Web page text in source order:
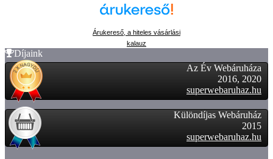
Árukereső, a hiteles vásárlási
kalauz
Díjaink
Az Év Webáruháza
2016, 2020
superwebaruhaz.hu
Különdíjas Webáruház
2015
superwebaruhaz.hu